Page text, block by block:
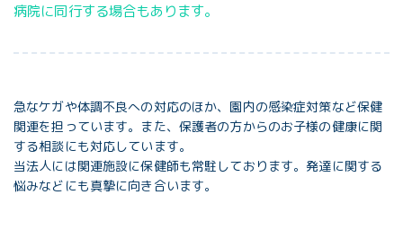
病院に同行する場合もあります。
急なケガや体調不良への対応のほか、園内の感染症対策など保健
関連を担っています。また、保護者の方からのお子様の健康に関
する相談にも対応しています。
当法人には関連施設に保健師も常駐しております。発達に関する
悩みなどにも真摯に向き合います。